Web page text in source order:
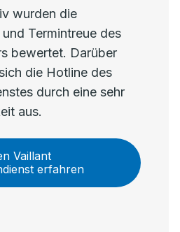
wurden die
Termintreue des
bewertet. Darüber
die Hotline des
durch eine sehr
aus.
Vaillant
erfahren